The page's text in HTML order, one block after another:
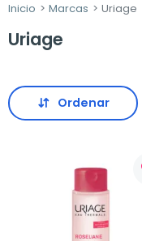
Inicio Marcas Uriage
Uriage
Ordenar